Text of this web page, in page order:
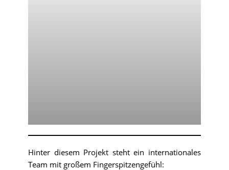
Hinter diesem Projekt steht ein internationales
Team mit großem Fingerspitzengefühl: